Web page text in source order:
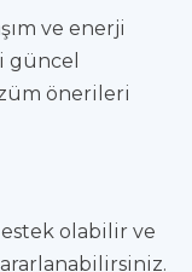
ve enerji
güncel
önerileri
olabilir ve